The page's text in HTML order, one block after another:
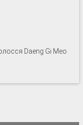
Daeng Gi Meo